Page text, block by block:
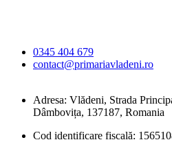
0345 404 679
contact@primariavladeni.ro
Adresa: Vlădeni, Strada
Dâmbovița, 137187, Romania
Cod identificare fiscală: